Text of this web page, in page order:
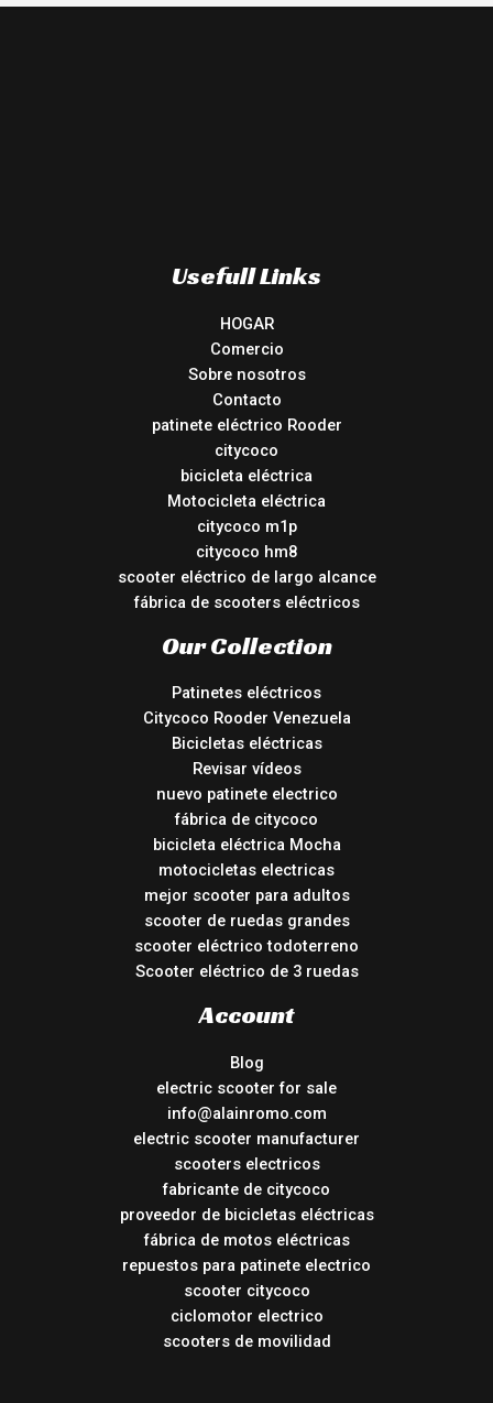
Usefull Links
HOGAR
Comercio
Sobre nosotros
Contacto
patinete eléctrico Rooder
citycoco
bicicleta eléctrica
Motocicleta eléctrica
citycoco m1p
citycoco hm8
scooter eléctrico de largo alcance
fábrica de scooters eléctricos
Our Collection
Patinetes eléctricos
Citycoco Rooder Venezuela
Bicicletas eléctricas
Revisar vídeos
nuevo patinete electrico
fábrica de citycoco
bicicleta eléctrica Mocha
motocicletas electricas
mejor scooter para adultos
scooter de ruedas grandes
scooter eléctrico todoterreno
Scooter eléctrico de 3 ruedas
Account
Blog
electric scooter for sale
info@alainromo.com
electric scooter manufacturer
scooters electricos
fabricante de citycoco
proveedor de bicicletas eléctricas
fábrica de motos eléctricas
repuestos para patinete electrico
scooter citycoco
ciclomotor electrico
scooters de movilidad